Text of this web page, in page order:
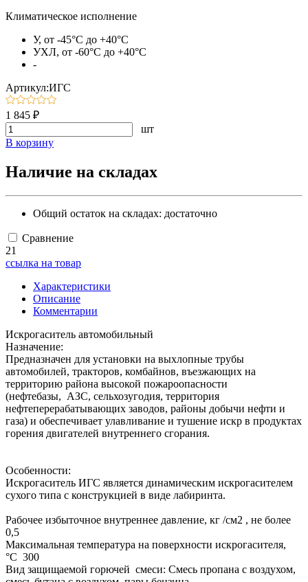
Климатическое исполнение
У, от -45°C до +40°C
УХЛ, от -60°C до +40°C
-
Артикул:ИГС
1 845 ₽
шт
В корзину
Наличие на складах
Общий остаток на складах: достаточно
Сравнение
21
ссылка на товар
Характеристики
Описание
Комментарии
Искрогаситель автомобильный
Назначение:
Предназначен для установки на выхлопные трубы
автомобилей, тракторов, комбайнов, въезжающих на
территорию района высокой пожароопасности
(нефтебазы, АЗС, сельхозугодия, территория
нефтеперерабатывающих заводов, районы добычи нефти и
газа) и обеспечивает улавливание и тушение искр в продуктах
горения двигателей внутреннего сгорания.
Особенности:
Искрогаситель ИГС является динамическим искрогасителем
сухого типа с конструкцией в виде лабиринта.
Рабочее избыточное внутреннее давление, кг /см2 , не более
0,5
Максимальная температура на поверхности искрогасителя,
°С 300
Вид защищаемой горючей смеси: Смесь пропана с воздухом,